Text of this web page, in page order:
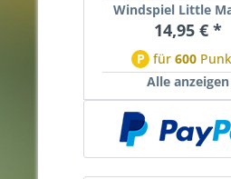
Windspiel Little
14,95 € *
P für 600
Alle anzeigen